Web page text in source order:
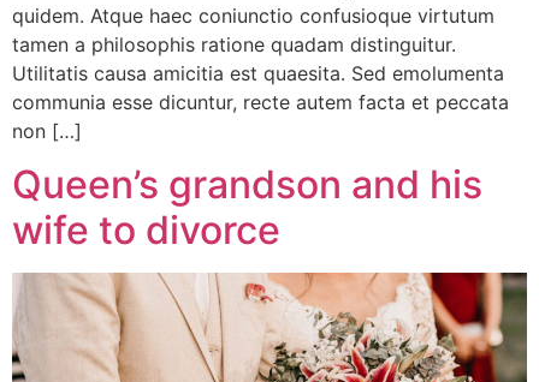
quidem. Atque haec coniunctio confusioque virtutum
tamen a philosophis ratione quadam distinguitur.
Utilitatis causa amicitia est quaesita. Sed emolumenta
communia esse dicuntur, recte autem facta et peccata
non […]
Queen’s grandson and his
wife to divorce